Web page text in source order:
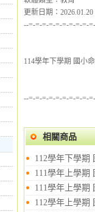
更新日期：2026.01.20
--=-=-=-=-=-=-=-=-=-
114學年下學期 國小
--=-=-=-=-=-=-=-=-=-
相關商品
112學年下學期
111學年上學期
111學年上學期
112學年上學期